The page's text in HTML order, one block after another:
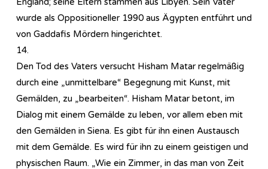
wurde als Oppositioneller 1990 aus Ägypten entführt und
von Gaddafis Mördern hingerichtet.
14.
Den Tod des Vaters versucht Hisham Matar regelmäßig
durch eine „unmittelbare“ Begegnung mit Kunst, mit
Gemälden, zu „bearbeiten“. Hisham Matar betont, im
Dialog mit einem Gemälde zu leben, vor allem eben mit
den Gemälden in Siena. Es gibt für ihn einen Austausch
mit dem Gemälde. Es wird für ihn zu einem geistigen und
physischen Raum. „Wie ein Zimmer, in das man von Zeit